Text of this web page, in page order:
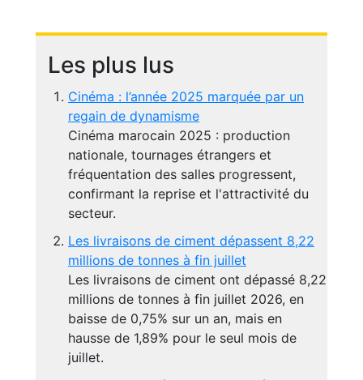
Les plus lus
Cinéma : l’année 2025 marquée par un
regain de dynamisme
Cinéma marocain 2025 : production
nationale, tournages étrangers et
fréquentation des salles progressent,
confirmant la reprise et l'attractivité du
secteur.
Les livraisons de ciment dépassent 8,22
millions de tonnes à fin juillet
Les livraisons de ciment ont dépassé 8,22
millions de tonnes à fin juillet 2026, en
baisse de 0,75% sur un an, mais en
hausse de 1,89% pour le seul mois de
juillet.